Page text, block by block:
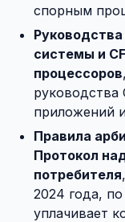
спорным
системы и
процессоров
руководства
приложений
Правила
Протокол
потребителя
2024 года,
уплачивает